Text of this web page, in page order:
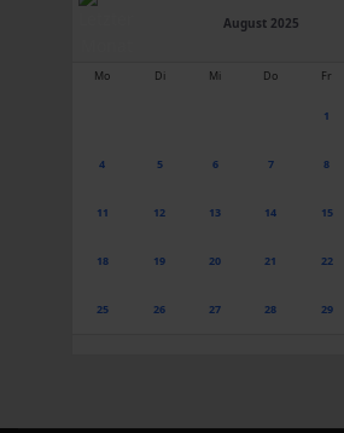
August 2025
Mo Di Mi Do Fr
1
4 5 6 7 8
11 12 13 14 15
18 19 20 21 22
25 26 27 28 29